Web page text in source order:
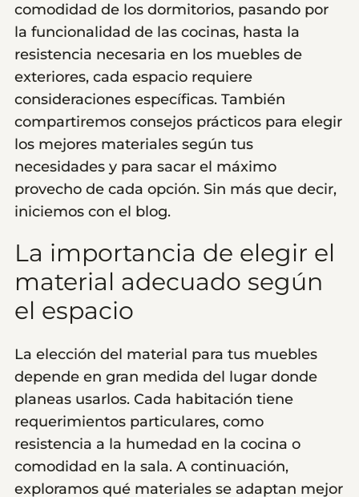
comodidad de los dormitorios, pasando por
la funcionalidad de las cocinas, hasta la
resistencia necesaria en los muebles de
exteriores, cada espacio requiere
consideraciones específicas. También
compartiremos consejos prácticos para elegir
los mejores materiales según tus
necesidades y para sacar el máximo
provecho de cada opción. Sin más que decir,
iniciemos con el blog.
La importancia de elegir el
material adecuado según
el espacio
La elección del material para tus muebles
depende en gran medida del lugar donde
planeas usarlos. Cada habitación tiene
requerimientos particulares, como
resistencia a la humedad en la cocina o
comodidad en la sala. A continuación,
exploramos qué materiales se adaptan mejor